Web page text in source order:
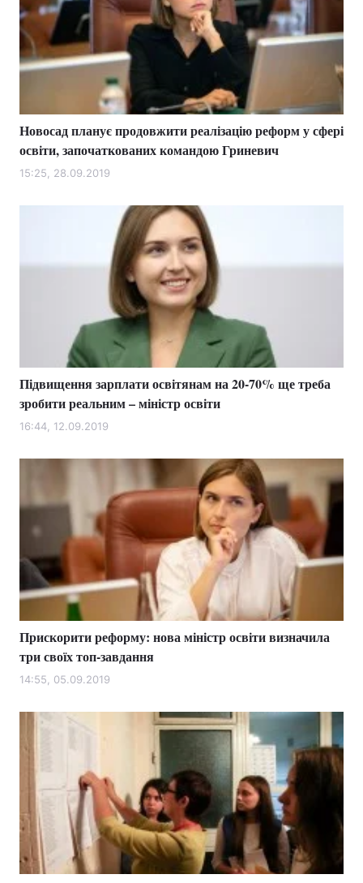
Новосад планує продовжити реалізацію реформ у сфері
освіти, започаткованих командою Гриневич
15:25, 28.09.2019
Підвищення зарплати освітянам на 20-70% ще треба
зробити реальним – міністр освіти
16:44, 12.09.2019
Прискорити реформу: нова міністр освіти визначила
три своїх топ-завдання
14:55, 05.09.2019